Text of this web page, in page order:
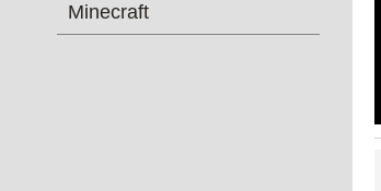
Minecraft